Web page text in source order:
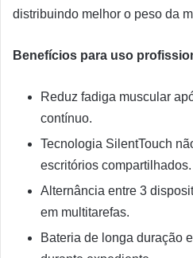
distribuindo melhor o peso da
Benefícios para uso
Reduz fadiga muscular
contínuo.
Tecnologia SilentTouch
escritórios compartilhados.
Alternância entre 3
em multitarefas.
Bateria de longa duração